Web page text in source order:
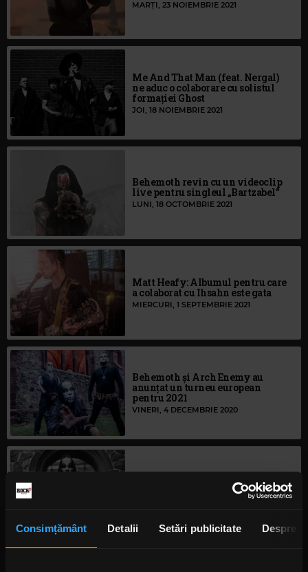
Consimțământ Detalii Setări publicitate Despre
MARȚI, 23 NOIEMBRIE 2021
Me And That Man (feat. Nergal)
ne aduc o colaborare cu solistul
formației Ghost
JOI, 18 NOIEMBRIE 2021
Behemoth revin cu un videoclip
live pentru singleul „Bartzabel”
LUNI, 18 OCTOMBRIE 2021
Matt Heafy: Albumul pentru care
a colaborat cu Ihsahn este gata
MIERCURI, 1 SEPTEMBRIE 2021
Behemoth și Arch Enemy au
anunțat un turneu european
pentru 2021
VINERI, 4 DECEMBRIE 2020
munca din spatele concertului „In